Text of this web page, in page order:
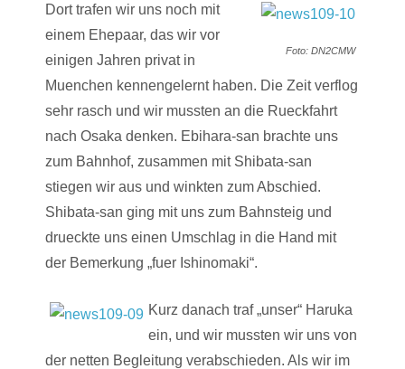
Foto: DN2CMW
Dort trafen wir uns noch mit
einem Ehepaar, das wir vor
einigen Jahren privat in
Muenchen kennengelernt haben. Die Zeit verflog
sehr rasch und wir mussten an die Rueckfahrt
nach Osaka denken. Ebihara-san brachte uns
zum Bahnhof, zusammen mit Shibata-san
stiegen wir aus und winkten zum Abschied.
Shibata-san ging mit uns zum Bahnsteig und
drueckte uns einen Umschlag in die Hand mit
der Bemerkung „fuer Ishinomaki“.
Kurz danach traf „unser“ Haruka
ein, und wir mussten wir uns von
der netten Begleitung verabschieden. Als wir im